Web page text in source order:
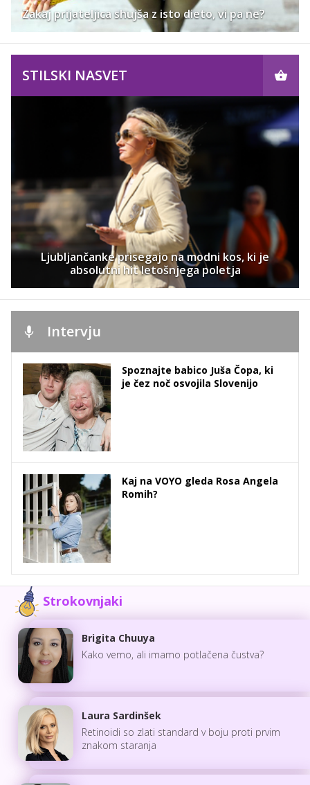
Zakaj prijateljica shujša z isto dieto, vi pa ne?
STILSKI NASVET
Ljubljančanke prisegajo na modni kos, ki je
absolutni hit letošnjega poletja
Intervju
Spoznajte babico Juša Čopa, ki
je čez noč osvojila Slovenijo
Kaj na VOYO gleda Rosa Angela
Romih?
Strokovnjaki
Brigita Chuuya
Kako vemo, ali imamo potlačena čustva?
Laura Sardinšek
Retinoidi so zlati standard v boju proti prvim
znakom staranja